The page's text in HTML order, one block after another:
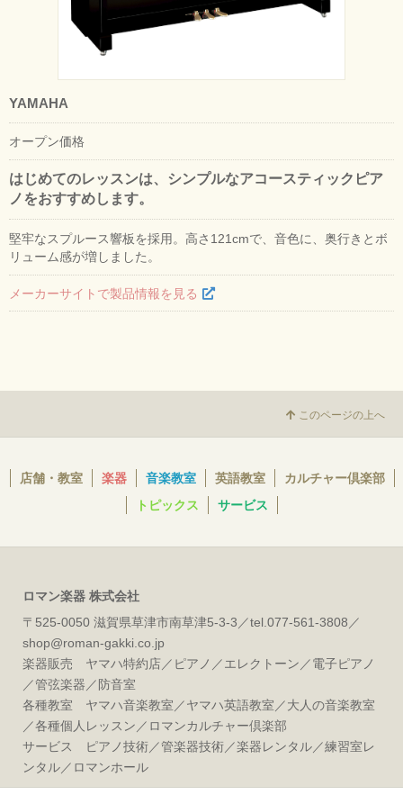
YAMAHA
オープン価格
はじめてのレッスンは、シンプルなアコースティックピア
ノをおすすめします。
堅牢なスプルース響板を採用。高さ121cmで、音色に、奥行きとボ
リューム感が増しました。
メーカーサイトで製品情報を見る
このページの上へ
店舗・教室 楽器 音楽教室 英語教室
カルチャー倶楽部
トピックス
サービス
ロマン楽器 株式会社
〒525-0050 滋賀県草津市南草津5-3-3／tel.077-561-3808／
shop@roman-gakki.co.jp
楽器販売 ヤマハ特約店／ピアノ／エレクトーン／電子ピアノ
／管弦楽器／防音室
各種教室 ヤマハ音楽教室／ヤマハ英語教室／大人の音楽教室
／各種個人レッスン／ロマンカルチャー倶楽部
サービス ピアノ技術／管楽器技術／楽器レンタル／練習室レ
ンタル／ロマンホール